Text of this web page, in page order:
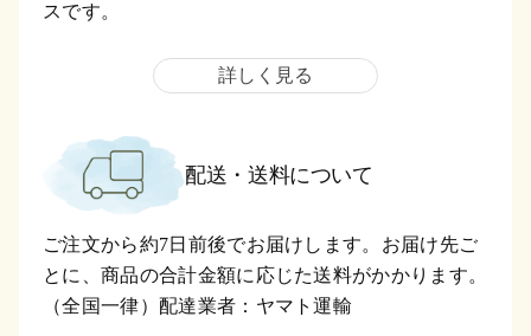
スです。
詳しく見る
配送・送料について
ご注文から約7日前後でお届けします。お届け先ご
とに、商品の合計金額に応じた送料がかかります。
（全国一律）配達業者：ヤマト運輸